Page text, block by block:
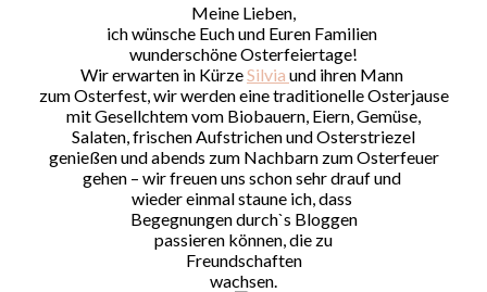
Meine Lieben,
ich wünsche Euch und Euren Familien
wunderschöne Osterfeiertage!
Wir erwarten in KürzeSilvia und ihren Mann
zum Osterfest, wir werden eine traditionelle Osterjause
mit Gesellchtem vom Biobauern, Eiern, Gemüse,
Salaten, frischen Aufstrichen und Osterstriezel
genießen und abends zum Nachbarn zum Osterfeuer
gehen – wir freuen uns schon sehr drauf und
wieder einmal staune ich, dass
Begegnungen durch`s Bloggen
passieren können, die zu
Freundschaften
wachsen.